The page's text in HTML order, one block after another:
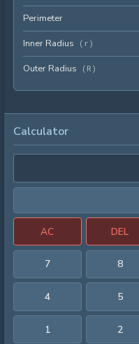
Perimeter
Inner Radius ( r )
Outer Radius ( R )
Calculator
AC DEL
7 8
4 5
1 2